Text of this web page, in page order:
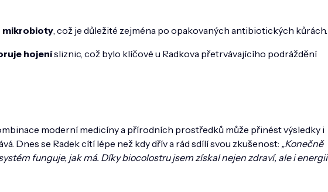
mikrobioty, což je důležité zejména po opakovaných antibiotických kůrách.
hojenísliznic, což bylo klíčové u Radkova přetrvávajícího podráždění
moderní medicíny a přírodních prostředků může přinést výsledky i
Dnes se Radek cítí lépe než kdy dřív a rád sdílí svou zkušenost: „Konečně
funguje, jak má. Díky biocolostru jsem získal nejen zdraví, ale i energii